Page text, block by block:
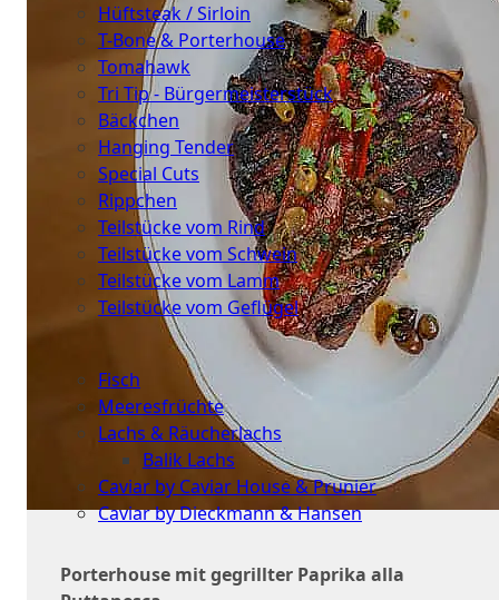
Hüftsteak / Sirloin
T-Bone & Porterhouse
Tomahawk
Tri Tip - Bürgermeisterstück
Bäckchen
Hanging Tender
Special Cuts
Rippchen
Teilstücke vom Rind
Teilstücke vom Schwein
Teilstücke vom Lamm
Teilstücke vom Geflügel
Fisch
Meeresfrüchte
Lachs & Räucherlachs
Balik Lachs
Caviar by Caviar House & Prunier
Caviar by Dieckmann & Hansen
Porterhouse mit gegrillter Paprika alla